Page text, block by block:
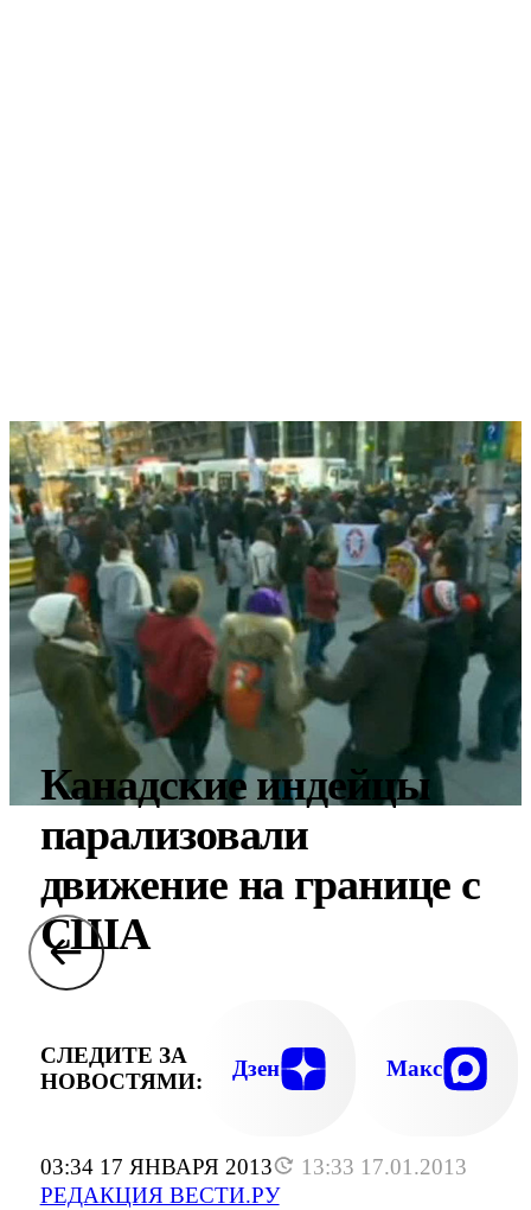
03:34 17 ЯНВАРЯ 2013
13:33 17.01.2013
РЕДАКЦИЯ ВЕСТИ.РУ
Канадские индейцы
парализовали
движение на границе с
США
СЛЕДИТЕ ЗА
НОВОСТЯМИ:
Дзен Макс